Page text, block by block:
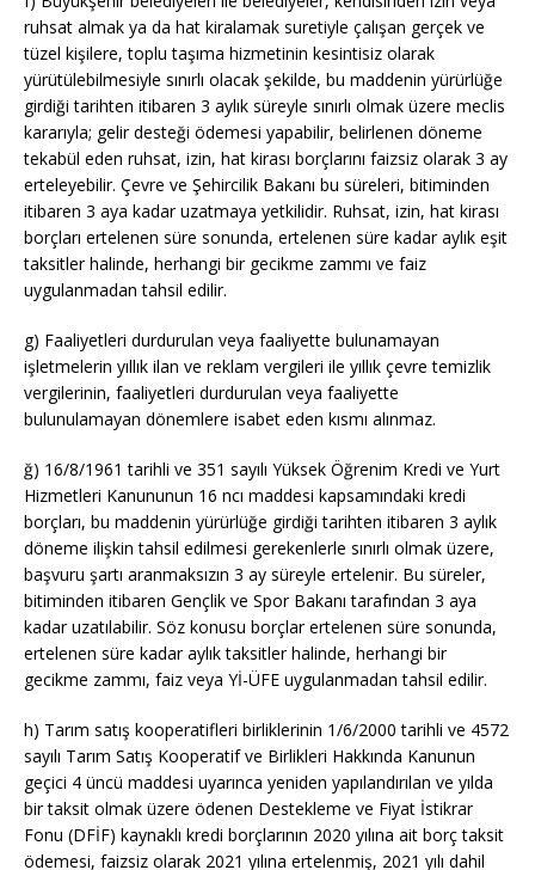
ruhsat almak ya da hat kiralamak suretiyle çalışan gerçek ve
tüzel kişilere, toplu taşıma hizmetinin kesintisiz olarak
yürütülebilmesiyle sınırlı olacak şekilde, bu maddenin yürürlüğe
girdiği tarihten itibaren 3 aylık süreyle sınırlı olmak üzere meclis
kararıyla; gelir desteği ödemesi yapabilir, belirlenen döneme
tekabül eden ruhsat, izin, hat kirası borçlarını faizsiz olarak 3 ay
erteleyebilir. Çevre ve Şehircilik Bakanı bu süreleri, bitiminden
itibaren 3 aya kadar uzatmaya yetkilidir. Ruhsat, izin, hat kirası
borçları ertelenen süre sonunda, ertelenen süre kadar aylık eşit
taksitler halinde, herhangi bir gecikme zammı ve faiz
uygulanmadan tahsil edilir.
g) Faaliyetleri durdurulan veya faaliyette bulunamayan
işletmelerin yıllık ilan ve reklam vergileri ile yıllık çevre temizlik
vergilerinin, faaliyetleri durdurulan veya faaliyette
bulunulamayan dönemlere isabet eden kısmı alınmaz.
ğ) 16/8/1961 tarihli ve 351 sayılı Yüksek Öğrenim Kredi ve Yurt
Hizmetleri Kanununun 16 ncı maddesi kapsamındaki kredi
borçları, bu maddenin yürürlüğe girdiği tarihten itibaren 3 aylık
döneme ilişkin tahsil edilmesi gerekenlerle sınırlı olmak üzere,
başvuru şartı aranmaksızın 3 ay süreyle ertelenir. Bu süreler,
bitiminden itibaren Gençlik ve Spor Bakanı tarafından 3 aya
kadar uzatılabilir. Söz konusu borçlar ertelenen süre sonunda,
ertelenen süre kadar aylık taksitler halinde, herhangi bir
gecikme zammı, faiz veya Yİ-ÜFE uygulanmadan tahsil edilir.
h) Tarım satış kooperatifleri birliklerinin 1/6/2000 tarihli ve 4572
sayılı Tarım Satış Kooperatif ve Birlikleri Hakkında Kanunun
geçici 4 üncü maddesi uyarınca yeniden yapılandırılan ve yılda
bir taksit olmak üzere ödenen Destekleme ve Fiyat İstikrar
Fonu (DFİF) kaynaklı kredi borçlarının 2020 yılına ait borç taksit
ödemesi, faizsiz olarak 2021 yılına ertelenmiş, 2021 yılı dahil